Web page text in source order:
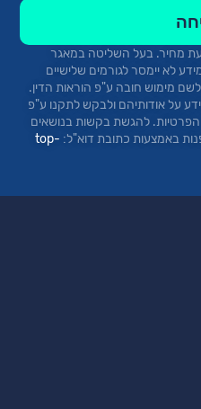
מחיר. בעל השליטה במאגר
לא יימסר לגורמים שלישיים
מימוש חובה ע"פ הוראות הדין.
על אודותיהם ולבקש לתקנו ע"פ
ו- 14 לחוק הגנת הפרטיות. להגשת בקשות בנושאים
באמצעות כתובת דוא"ל: top-